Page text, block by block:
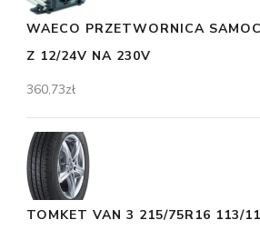
WAECO PRZETWORNICA
Z 12/24V NA 230V
360,73zł
TOMKET VAN 3 215/75R16 113/